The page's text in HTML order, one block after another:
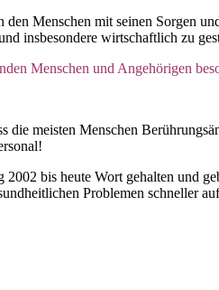
den Menschen mit seinen Sorgen
insbesondere wirtschaftlich zu
Menschen und Angehörigen
die meisten Menschen
2002 bis heute Wort gehalten und
Problemen schneller